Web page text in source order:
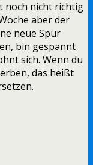
noch nicht richtig
aber der
neue Spur
bin gespannt
sich. Wenn du
das heißt